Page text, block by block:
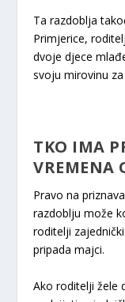
Ta razdoblja
Primjerice,
dvoje djece
svoju mirovinu
TKO IMA
VREMENA
Pravo na
razdoblju može
roditelji
pripada majci.
Ako roditelji žele